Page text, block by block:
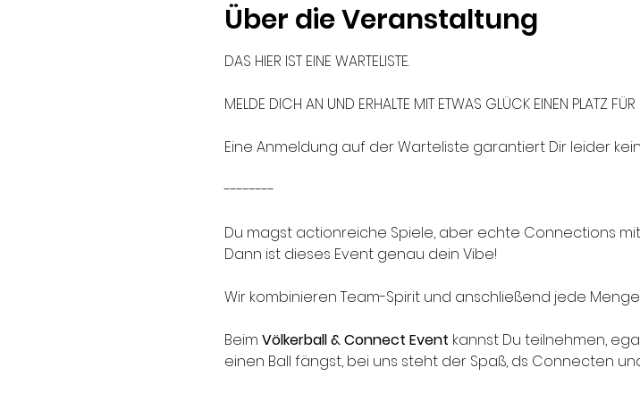
Über die Veranstaltung
DAS HIER IST EINE WARTELISTE.
MELDE DICH AN UND ERHALTE MIT ETWAS GLÜCK EINEN PLATZ
Eine Anmeldung auf der Warteliste garantiert Dir leider
--------
Du magst actionreiche Spiele, aber echte Connections
Dann ist dieses Event genau dein Vibe!
Wir kombinieren Team-Spirit und anschließend jede
Beim Völkerball & Connect Event kannst Du teilnehmen,
einen Ball fängst, bei uns steht der Spaß, ds Connecten